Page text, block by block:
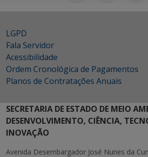
LGPD
Fala Servidor
Acessibilidade
Ordem Cronológica de Pagamentos
Planos de Contratações Anuais
SECRETARIA DE ESTADO DE MEIO
DESENVOLVIMENTO, CIÊNCIA,
INOVAÇÃO
Avenida Desembargador José Nunes da